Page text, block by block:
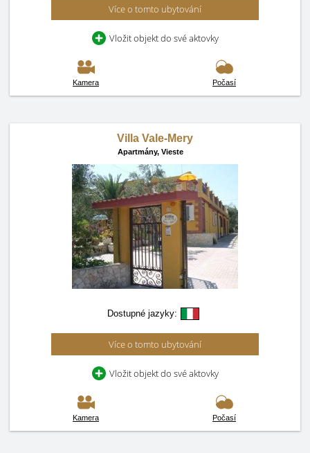
Více o tomto ubytování
Vložit objekt do své aktovky
Kamera Počasí
Villa Vale-Mery
Apartmány, Vieste
Dostupné jazyky:
Více o tomto ubytování
Vložit objekt do své aktovky
Kamera Počasí